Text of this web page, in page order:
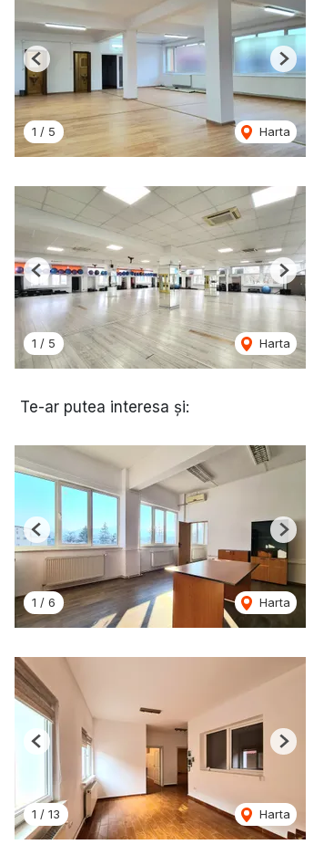
1 / 5 Harta
Previous Next
1 / 5 Harta
Previous Next
Te-ar putea interesa și:
1 / 6 Harta
Previous Next
1 / 13 Harta
Previous Next